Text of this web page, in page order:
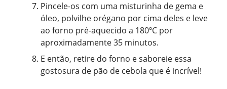
Pincele-os com uma misturinha de gema e
óleo, polvilhe orégano por cima deles e leve
ao forno pré-aquecido a 180ºC por
aproximadamente 35 minutos.
E então, retire do forno e saboreie essa
gostosura de pão de cebola que é incrível!